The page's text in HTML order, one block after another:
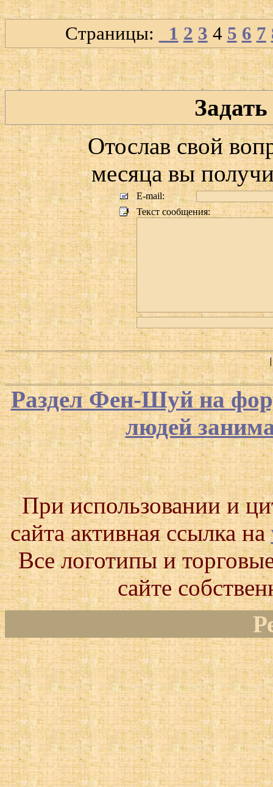
Страницы: 1 2 3 4 5 6 7
Отослав свой
месяца вы
E-mail:
Текст сообщения:
Раздел Фен-Шуй на
людей
При использовании и
сайта активная ссылка на
Все логотипы и
сайте